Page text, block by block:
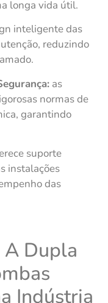
longa vida útil.
inteligente das
reduzindo
as
normas de
garantindo
suporte
instalações
das
Dupla